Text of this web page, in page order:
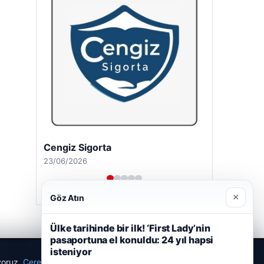
Cengiz Sigorta
23/06/2026
Çerez Politikamız
Göz Atın ×
Ülke tarihinde bir ilk! ‘First Lady’nin
pasaportuna el konuldu: 24 yıl hapsi
isteniyor